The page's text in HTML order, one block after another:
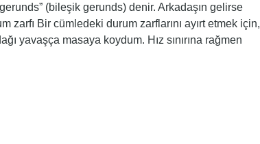
(bileşik gerunds) denir. Arkadaşın gelirse
zarfı Bir cümledeki durum zarflarını ayırt etmek için,
yavaşça masaya koydum. Hız sınırına rağmen